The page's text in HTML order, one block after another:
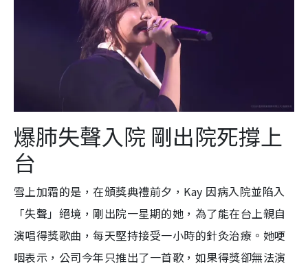
爆肺失聲入院 剛出院死撐上
台
雪上加霜的是，在頒獎典禮前夕，Kay 因病入院並陷入
「失聲」絕境，剛出院一星期的她，為了能在台上親自
演唱得獎歌曲，每天堅持接受一小時的針灸治療。她哽
咽表示，公司今年只推出了一首歌，如果得獎卻無法演